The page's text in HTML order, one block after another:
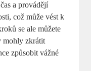
a provádějí
což může vést k
se ale můžete
mohly zkrátit
způsobit vážné